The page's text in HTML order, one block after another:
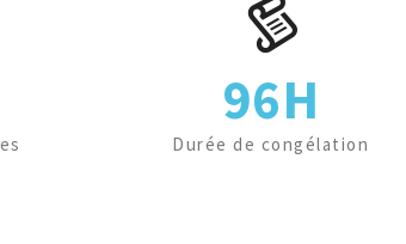
96H
Durée de congélation